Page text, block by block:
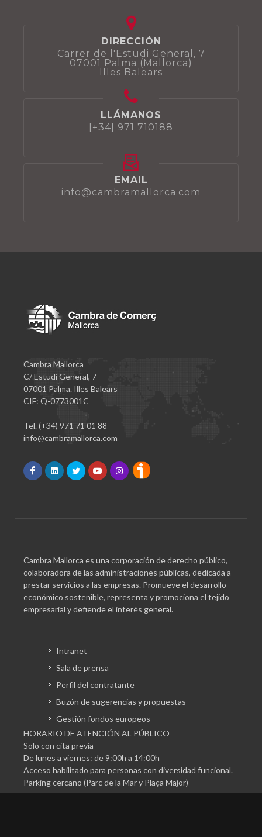
DIRECCIÓN
Carrer de l'Estudi General, 7
07001 Palma (Mallorca)
Illes Balears
LLÁMANOS
[+34] 971 710188
EMAIL
info@cambramallorca.com
Cambra Mallorca
C/ Estudi General, 7
07001 Palma. Illes Balears
CIF: Q-0773001C
Tel. (+34) 971 71 01 88
info@cambramallorca.com
Cambra Mallorca es una corporación de derecho público,
colaboradora de las administraciones públicas, dedicada a
prestar servicios a las empresas. Promueve el desarrollo
económico sostenible, representa y promociona el tejido
empresarial y defiende el interés general.
Intranet
Sala de prensa
Perfil del contratante
Buzón de sugerencias y propuestas
Gestión fondos europeos
HORARIO DE ATENCIÓN AL PÚBLICO
Solo con cita previa
De lunes a viernes: de 9:00h a 14:00h
Acceso habilitado para personas con diversidad funcional.
Parking cercano (Parc de la Mar y Plaça Major)